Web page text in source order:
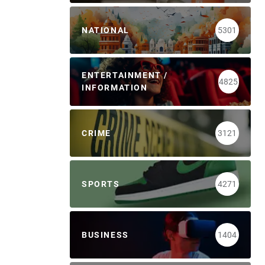
NATIONAL 5301
ENTERTAINMENT /
INFORMATION
4825
CRIME 3121
SPORTS 4271
BUSINESS 1404